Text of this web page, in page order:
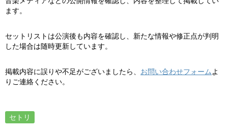
ます。
セットリストは公演後も内容を確認し、新たな情報や修正点が判明
した場合は随時更新しています。
掲載内容に誤りや不足がございましたら、 お問い合わせフォーム よ
りご連絡ください。
セトリ